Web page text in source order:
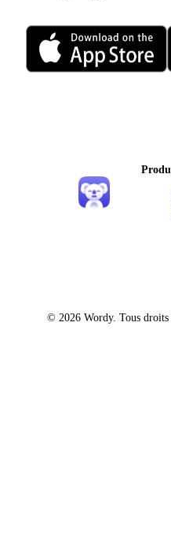
© 2026 Wordy. Tous droits